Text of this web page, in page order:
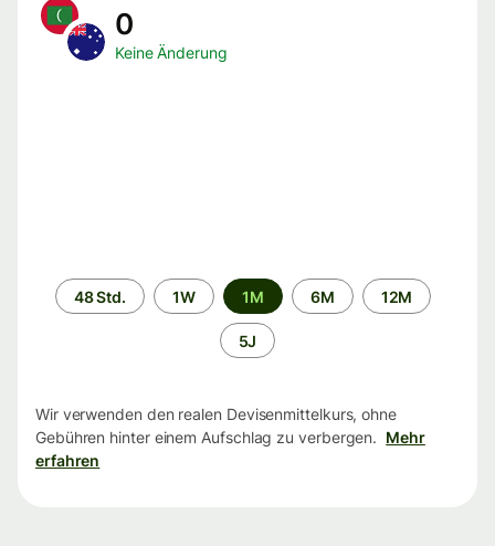
0
Keine Änderung
Zeitraum
48 Std. 1W 1M 6M 12M
5J
Wir verwenden den realen Devisenmittelkurs, ohne
Gebühren hinter einem Aufschlag zu verbergen. Mehr
erfahren